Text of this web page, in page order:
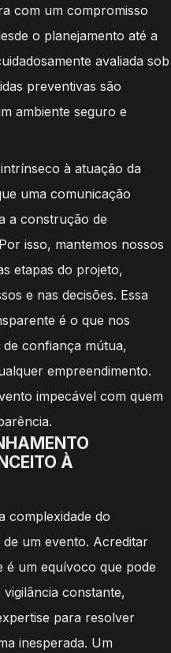
com um compromisso
o planejamento até a
avaliada sob
preventivas são
ambiente seguro e
à atuação da
uma comunicação
a construção de
isso, mantemos nossos
etapas do projeto,
e nas decisões. Essa
é o que nos
confiança mútua,
empreendimento.
impecável com quem
À
complexidade do
um evento. Acreditar
é um equívoco que pode
constante,
para resolver
inesperada. Um